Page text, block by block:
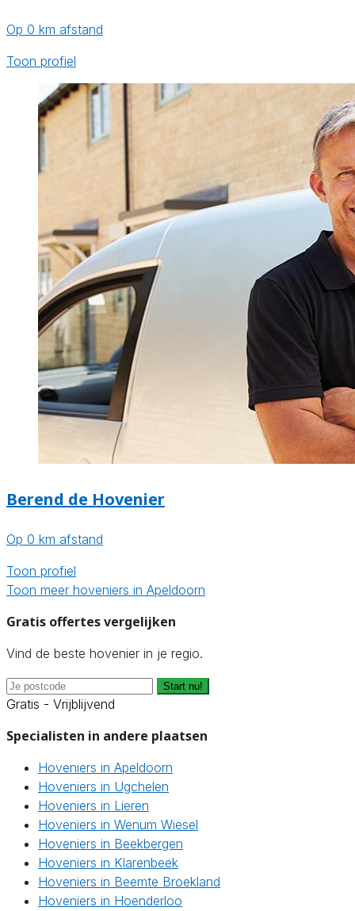
Op 0 km afstand
Toon profiel
Berend de Hovenier
Op 0 km afstand
Toon profiel
Toon meer hoveniers in Apeldoorn
Gratis offertes vergelijken
Vind de beste hovenier in je regio.
Start nu!
Gratis - Vrijblijvend
Specialisten in andere plaatsen
Hoveniers in Apeldoorn
Hoveniers in Ugchelen
Hoveniers in Lieren
Hoveniers in Wenum Wiesel
Hoveniers in Beekbergen
Hoveniers in Klarenbeek
Hoveniers in Beemte Broekland
Hoveniers in Hoenderloo